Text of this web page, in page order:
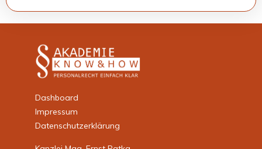
Dashboard
Impressum
Datenschutzerklärung